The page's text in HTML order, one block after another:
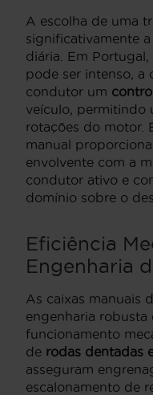
A escolha de uma
significativamente
diária. Em
pode ser intenso, a
condutor um
veículo, permitindo
rotações do motor.
manual
envolvente com a
condutor ativo e
domínio sobre o
Eficiência
Engenharia
As caixas manuais
engenharia robusta
funcionamento
de rodas dentadas
asseguram
escalonamento de